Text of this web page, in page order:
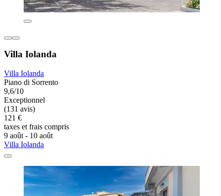
Villa Iolanda
Villa Iolanda
Piano di Sorrento
9,6/10
Exceptionnel
(131 avis)
121 €
taxes et frais compris
9 août - 10 août
Villa Iolanda